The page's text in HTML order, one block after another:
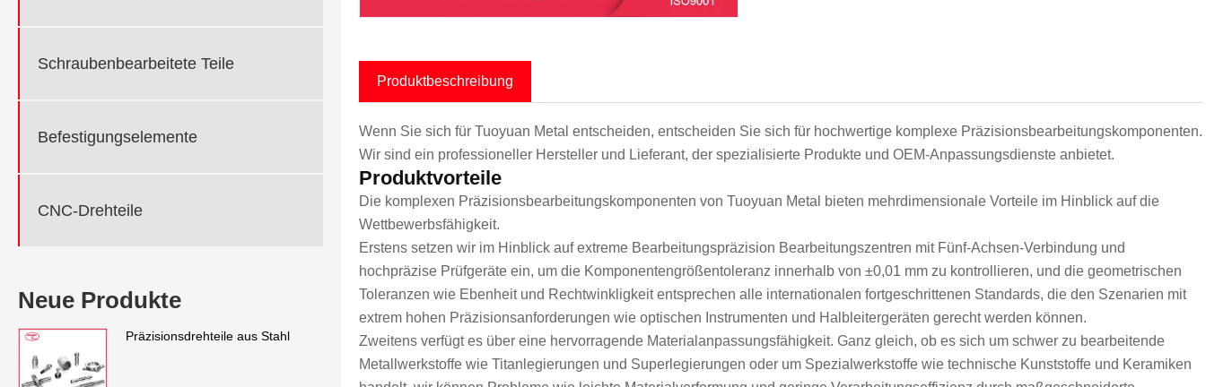
Schraubenbearbeitete Teile
Befestigungselemente
CNC-Drehteile
Neue Produkte
Präzisionsdrehteile aus Stahl
Produktbeschreibung
Wenn Sie sich für Tuoyuan Metal entscheiden, entscheiden Sie sich für hochwertige komplexe Präzisionsbearbeitungskomponenten.
Wir sind ein professioneller Hersteller und Lieferant, der spezialisierte Produkte und OEM-Anpassungsdienste anbietet.
Produktvorteile
Die komplexen Präzisionsbearbeitungskomponenten von Tuoyuan Metal bieten mehrdimensionale Vorteile im Hinblick auf die
Wettbewerbsfähigkeit.
Erstens setzen wir im Hinblick auf extreme Bearbeitungspräzision Bearbeitungszentren mit Fünf-Achsen-Verbindung und
hochpräzise Prüfgeräte ein, um die Komponentengrößentoleranz innerhalb von ±0,01 mm zu kontrollieren, und die geometrischen
Toleranzen wie Ebenheit und Rechtwinkligkeit entsprechen alle internationalen fortgeschrittenen Standards, die den Szenarien mit
extrem hohen Präzisionsanforderungen wie optischen Instrumenten und Halbleitergeräten gerecht werden können.
Zweitens verfügt es über eine hervorragende Materialanpassungsfähigkeit. Ganz gleich, ob es sich um schwer zu bearbeitende
Metallwerkstoffe wie Titanlegierungen und Superlegierungen oder um Spezialwerkstoffe wie technische Kunststoffe und Keramiken